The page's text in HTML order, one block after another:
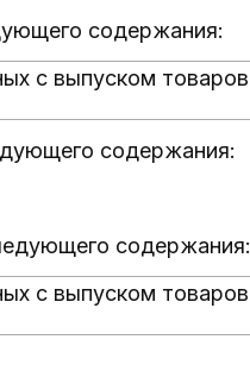
содержания:
с выпуском товаров
содержания:
содержания:
с выпуском товаров